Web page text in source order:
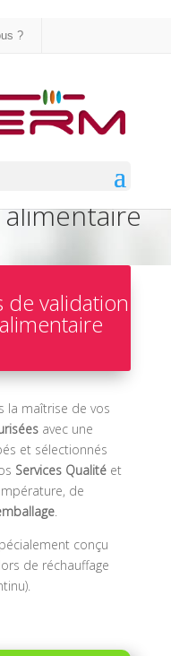
?
pour la
et de
de validation
la maîtrise de vos
avec une
et sélectionnés
Services Qualitéet
de
.
conçu
de réchauffage